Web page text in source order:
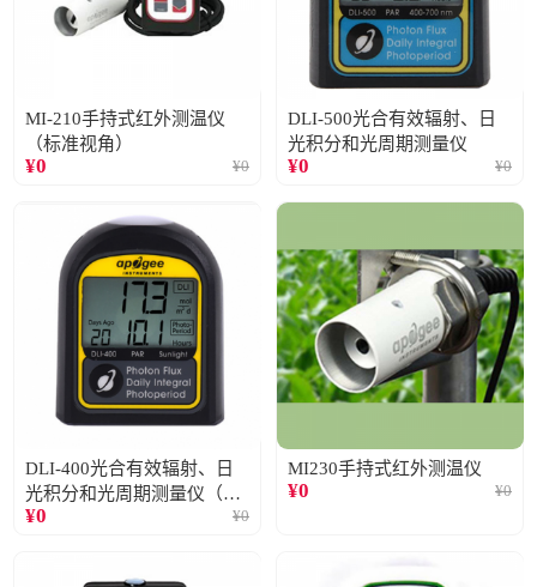
MI-210手持式红外测温仪
（标准视角）
¥0 ¥0
DLI-500光合有效辐射、日
光积分和光周期测量仪
¥0 ¥0
DLI-400光合有效辐射、日
光积分和光周期测量仪（仅
阳光）
¥0 ¥0
MI230手持式红外测温仪
¥0 ¥0